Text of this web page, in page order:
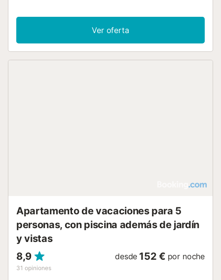
Ver oferta
Apartamento de vacaciones para 5
personas, con piscina además de jardín
y vistas
8,9
31 opiniones
desde 152 € por noche